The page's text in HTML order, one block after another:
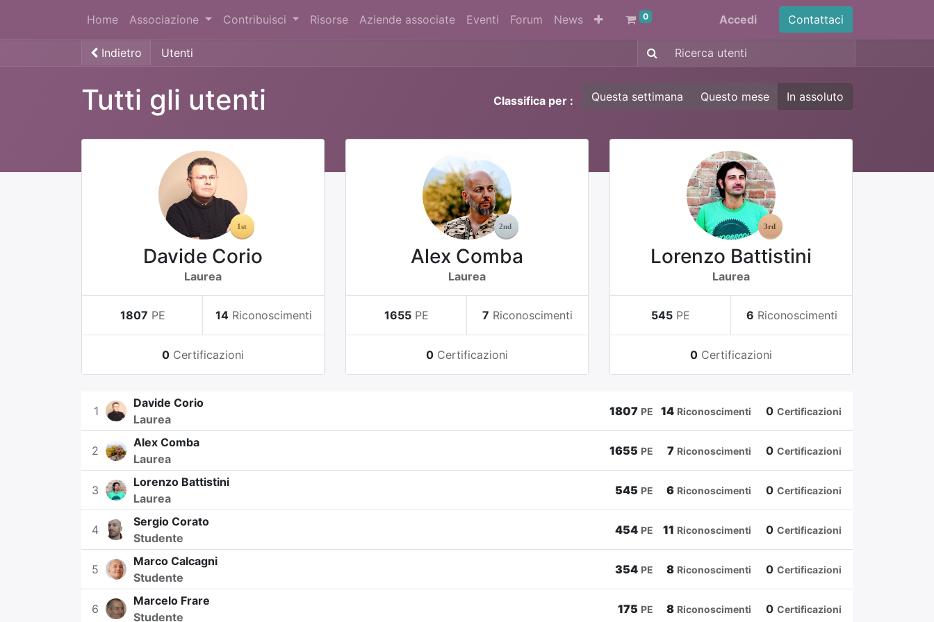
Home Associazione Contribuisci Risorse Aziende associate Eventi Forum News 0 Accedi Contattaci
Indietro Utenti
Tutti gli utenti Classifica per : Questa settimana Questo mese In assoluto
Davide Corio
Laurea
1807 PE 14 Riconoscimenti
0 Certificazioni
Alex Comba
Laurea
1655 PE 7 Riconoscimenti
0 Certificazioni
Lorenzo Battistini
Laurea
545 PE 6 Riconoscimenti
0 Certificazioni
1
Davide Corio
Laurea
1807 PE 14 Riconoscimenti 0 Certificazioni
2
Alex Comba
Laurea
1655 PE 7 Riconoscimenti 0 Certificazioni
3
Lorenzo Battistini
Laurea
545 PE 6 Riconoscimenti 0 Certificazioni
4
Sergio Corato
Studente
454 PE 11 Riconoscimenti 0 Certificazioni
5
Marco Calcagni
Studente
354 PE 8 Riconoscimenti 0 Certificazioni
6
Marcelo Frare
Studente
175 PE 8 Riconoscimenti 0 Certificazioni